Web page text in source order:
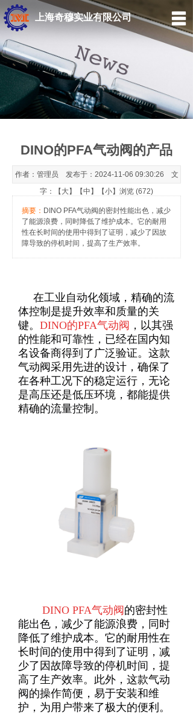
上海奇穆实业有限公司
关于我们
产品中心
应用案例
新闻动态
English
DINO的PFA气动阀的产品
作者：管理员 发布于：2024-11-06 09:30:26 文
字：【 大】【中 】【小】浏览 (672)
摘要： DINO PFA气动阀的密封性能出色，减少
了能源浪费，同时降低了维护成本。它的耐用
性在长时间的使用中得到了证明，减少了因故
障导致的停机时间，提高了生产效率。
在工业自动化领域，精确的流
体控制是提升效率和质量的关
键。 DINO的PFA气动阀 ，以其强
的性能和可靠性，已经在国内知
名设备商得到了广泛验证。这款
气动阀采用先进的设计，确保了
在各种工况下的稳定运行，无论
是高压还是低压环境，都能提供
精确的流量控制 。
DINO PFA气动阀 的密封性
能出色，减少了能源浪费，同时
降低了维护成本。它的耐用性在
长时间的使用中得到了证明，减
少了因故障导致的停机时间，提
高了生产效率。此外，这款气动
阀的操作简便，易于安装和维
护，为用户带来了极大的便利 。